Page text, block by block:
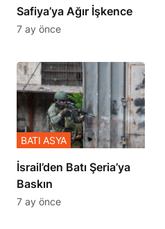
Safiya’ya Ağır İşkence
7 ay önce
​​​​​​​İsrail’den Batı Şeria’ya
Baskın
BATI ASYA
7 ay önce